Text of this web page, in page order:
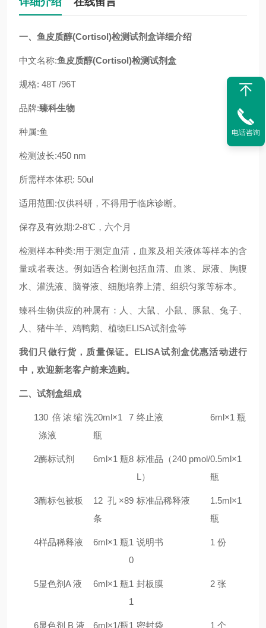
一、 鱼皮质醇(Cortisol)检测试剂盒详细介绍
中文名称:鱼皮质醇(Cortisol)检测试剂盒
规格: 48T /96T
品牌:臻科生物
种属:鱼
检测波长:450 nm
所需样本体积: 50ul
适用范围:仅供科研，不得用于临床诊断。
保存及有效期:2-8℃，六个月
检测样本种类:用于测定血清，血浆及相关液体等样本的含
量或者表达。例如适合检测包括血清、血浆、尿液、胸腹
水、灌洗液、脑脊液、细胞培养上清、组织匀浆等标本。
臻科生物供应的种属有：人、大鼠、小鼠、豚鼠、兔子、
人、猪牛羊、鸡鸭鹅、植物ELISA试剂盒等
我们只做行货，质量保证。ELISA试剂盒优惠活动进行
中，欢迎新老客户前来选购。
二、试剂盒组成
130 倍浓缩洗
涤液
20ml×1
瓶
7 终止液 6ml×1 瓶
2酶标试剂 6ml×1 瓶8 标准品（240 pmol/
L）
0.5ml×1
瓶
3酶标包被板
12 孔×8
条
9 标准品稀释液
1.5ml×1
瓶
4样品稀释液 6ml×1 瓶1
0
说明书 1 份
5显色剂A 液 6ml×1 瓶1
1
封板膜 2 张
6显色剂 B 液 6ml×1/瓶1 密封袋 1 个
电话咨询